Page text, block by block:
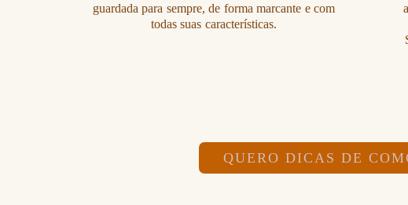
guardada para sempre, de forma marcante e com
todas suas características.
QUERO DICAS DE